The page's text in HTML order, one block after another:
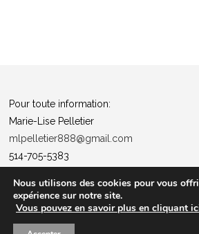
Pour toute information:
Marie-Lise Pelletier
mlpelletier888@gmail.com
514-705-5383
“Tous ensemble pour la santé”
Les entrées pour les événements ne sont pas
Nous utilisons des cookies pour vous
expérience sur notre site.
Vous pouvez en savoir plus en cliquant